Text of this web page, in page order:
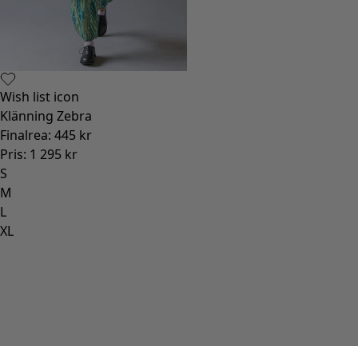
Wish list icon
Klänning Zebra
Finalrea: 445 kr
Pris: 1 295 kr
S
M
L
XL